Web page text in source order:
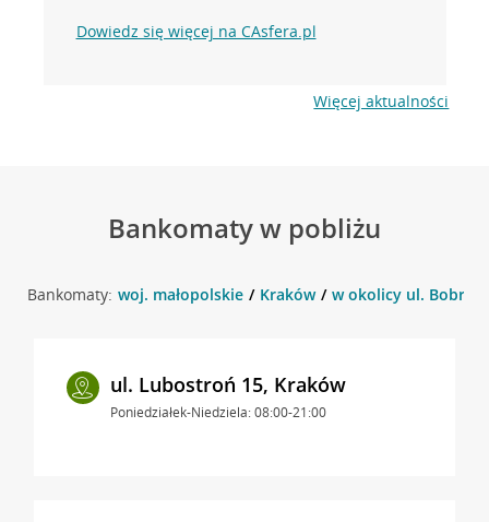
Dowiedz się więcej na CAsfera.pl
Więcej aktualności
Bankomaty w pobliżu
Bankomaty: woj. małopolskie Kraków w okolicy ul.
ul. Lubostroń 15, Kraków
Poniedziałek-Niedziela: 08:00-21:00